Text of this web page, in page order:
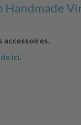
Handmade
accessoires.
ici.